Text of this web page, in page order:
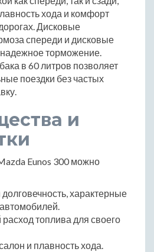
хода и комфорт
Дисковые
спереди и дисковые
торможение.
в 60 литров позволяет
поездки без частых
и
Eunos 300 можно
характерные
топлива для своего
и плавность хода.